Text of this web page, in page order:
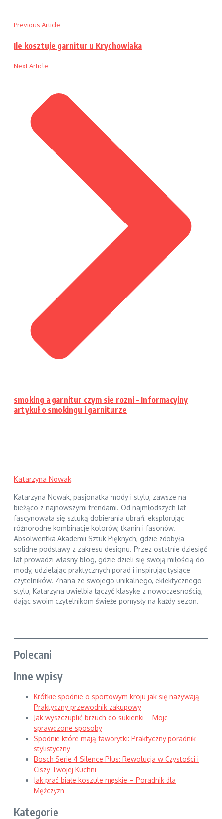
Previous Article
Ile kosztuje garnitur u Krychowiaka
Next Article
smoking a garnitur czym sie rozni – Informacyjny
artykuł o smokingu i garniturze
Katarzyna Nowak
Katarzyna Nowak, pasjonatka mody i stylu, zawsze na
bieżąco z najnowszymi trendami. Od najmłodszych lat
fascynowała się sztuką dobierania ubrań, eksplorując
różnorodne kombinacje kolorów, tkanin i fasonów.
Absolwentka Akademii Sztuk Pięknych, gdzie zdobyła
solidne podstawy z zakresu designu. Przez ostatnie dziesięć
lat prowadzi własny blog, gdzie dzieli się swoją miłością do
mody, udzielając praktycznych porad i inspirując tysiące
czytelników. Znana ze swojego unikalnego, eklektycznego
stylu, Katarzyna uwielbia łączyć klasykę z nowoczesnością,
dając swoim czytelnikom świeże pomysły na każdy sezon.
Polecani
Inne wpisy
Krótkie spodnie o sportowym kroju jak się nazywają –
Praktyczny przewodnik zakupowy
Jak wyszczuplić brzuch do sukienki – Moje
sprawdzone sposoby
Spodnie które mają faworytki: Praktyczny poradnik
stylistyczny
Bosch Serie 4 Silence Plus: Rewolucja w Czystości i
Ciszy Twojej Kuchni
Jak prać białe koszule męskie – Poradnik dla
Mężczyzn
Kategorie